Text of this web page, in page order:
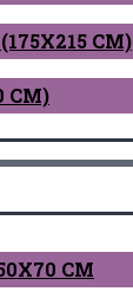
СМ)
СМ)
СМ